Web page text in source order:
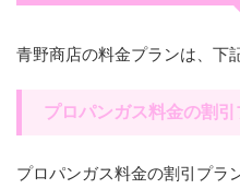
青野商店の料金プランは、下
プロパンガス料金の割引
プロパンガス料金の割引プラ